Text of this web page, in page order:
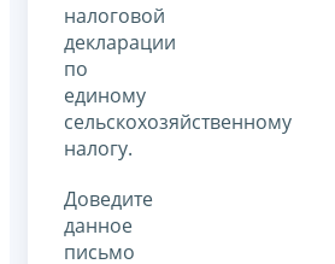
налоговой
декларации
по
единому
сельскохозяйственному
налогу.
Доведите
данное
письмо